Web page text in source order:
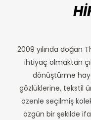
2009 yılında doğan
ihtiyaç olmaktan
dönüştürme
gözlüklerine, tekstil
özenle seçilmiş
özgün bir şekilde